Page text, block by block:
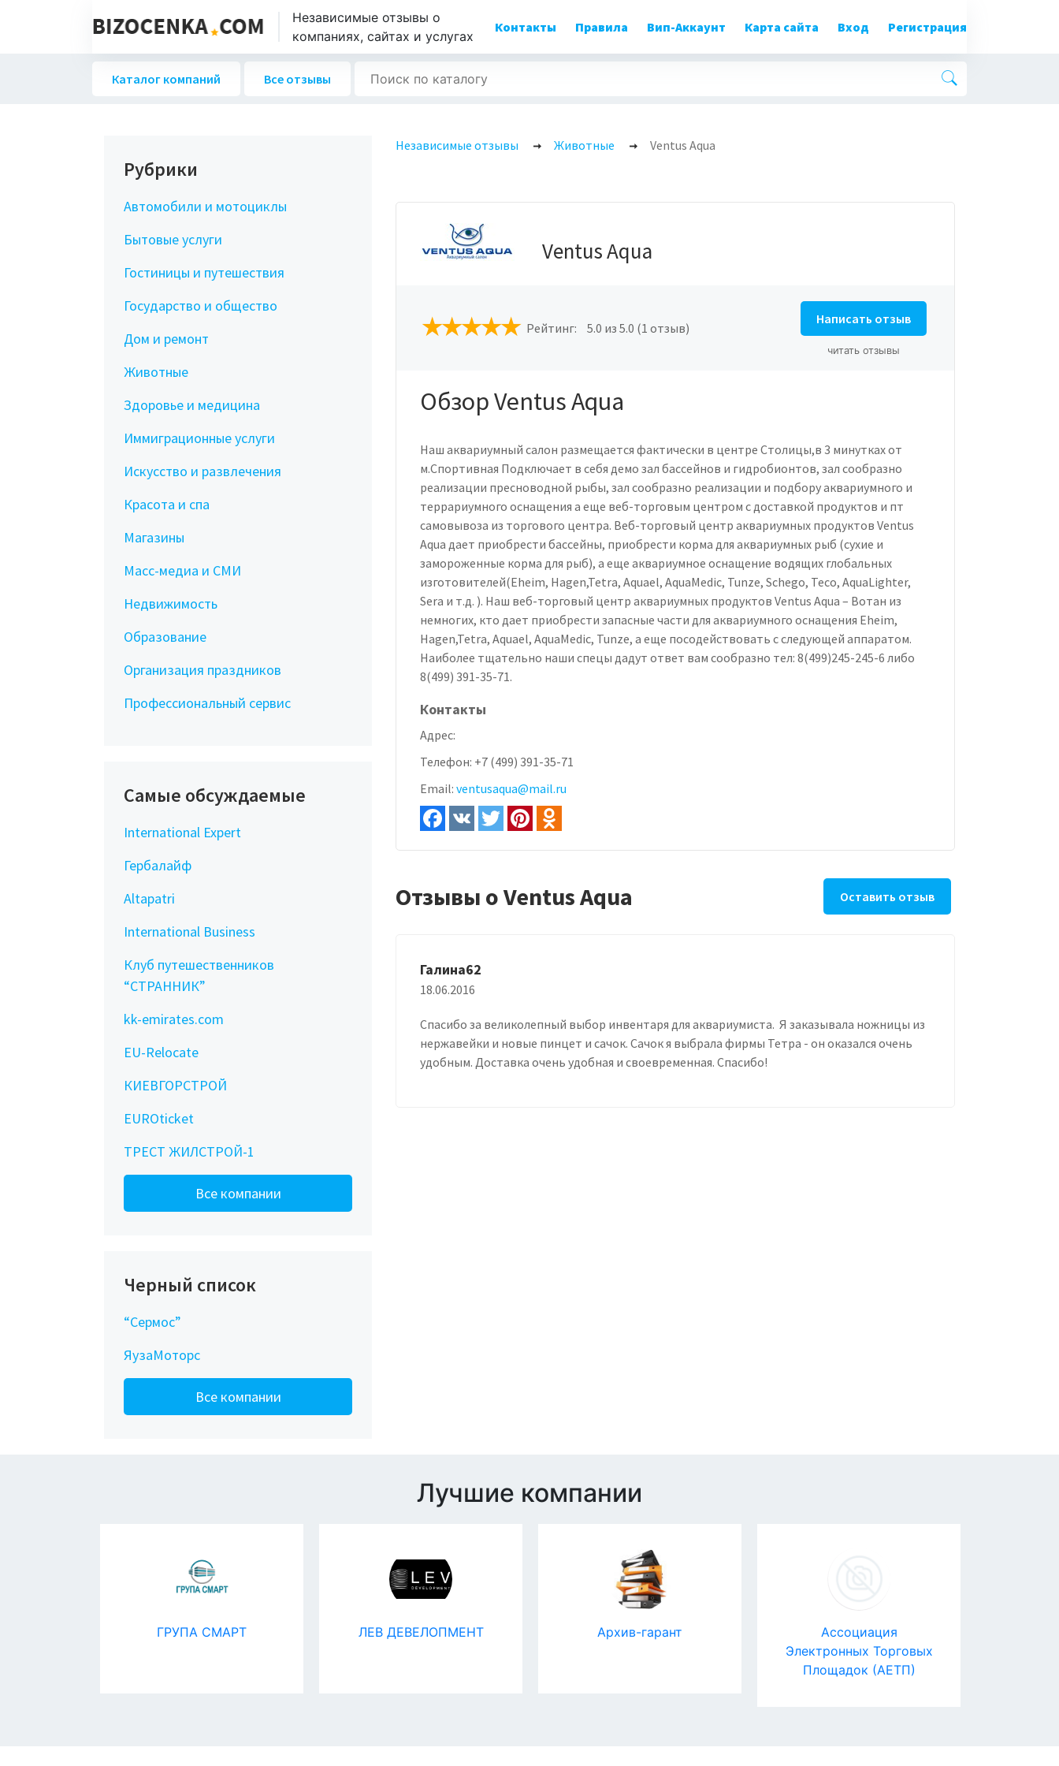
Независимые отзывы о
компаниях, сайтах и услугах
Контакты Правила Вип-Аккаунт Карта сайта Вход Регистрация
Каталог компаний Все отзывы
Независимые отзывы Животные Ventus Aqua
Ventus Aqua
Рейтинг: 5.0 из 5.0 (1 отзыв)
Написать отзыв
читать отзывы
Обзор Ventus Aqua
Наш аквариумный салон размещается фактически в центре Столицы,в 3 минутках от
м.Спортивная Подключает в себя демо зал бассейнов и гидробионтов, зал сообразно
реализации пресноводной рыбы, зал сообразно реализации и подбору аквариумного и
террариумного оснащения а еще веб-торговым центром с доставкой продуктов и пт
самовывоза из торгового центра. Веб-торговый центр аквариумных продуктов Ventus
Aqua дает приобрести бассейны, приобрести корма для аквариумных рыб (сухие и
замороженные корма для рыб), а еще аквариумное оснащение водящих глобальных
изготовителей(Eheim, Hagen,Tetra, Aquael, AquaMedic, Tunze, Schego, Teco, AquaLighter,
Sera и т.д. ). Наш веб-торговый центр аквариумных продуктов Ventus Aqua – Вотан из
немногих, кто дает приобрести запасные части для аквариумного оснащения Eheim,
Hagen,Tetra, Aquael, AquaMedic, Tunze, а еще посодействовать с следующей аппаратом.
Наиболее тщательно наши спецы дадут ответ вам сообразно тел: 8(499)245-245-6 либо
8(499) 391-35-71.
Контакты
Адрес:
Телефон: +7 (499) 391-35-71
Email: ventusaqua@mail.ru
Отзывы о Ventus Aqua Оставить отзыв
Галина62
18.06.2016
Спасибо за великолепный выбор инвентаря для аквариумиста. Я заказывала ножницы из
нержавейки и новые пинцет и сачок. Сачок я выбрала фирмы Тетра - он оказался очень
удобным. Доставка очень удобная и своевременная. Спасибо!
Рубрики
Автомобили и мотоциклы
Бытовые услуги
Гостиницы и путешествия
Государство и общество
Дом и ремонт
Животные
Здоровье и медицина
Иммиграционные услуги
Искусство и развлечения
Красота и спа
Магазины
Масс-медиа и СМИ
Недвижимость
Образование
Организация праздников
Профессиональный сервис
Самые обсуждаемые
International Expert
Гербалайф
Altapatri
International Business
Клуб путешественников
“СТРАННИК”
kk-emirates.com
EU-Relocate
КИЕВГОРСТРОЙ
EUROticket
ТРЕСТ ЖИЛСТРОЙ-1
Все компании
Черный список
“Сермос”
ЯузаМоторс
Все компании
Лучшие компании
ГРУПА СМАРТ ЛЕВ ДЕВЕЛОПМЕНТ Архив-гарант
Ассоциация
Электронных Торговых
Площадок (АЕТП)